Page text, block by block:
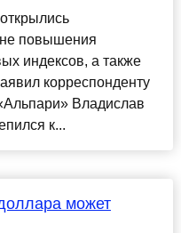
повышения
индексов, а также
корреспонденту
Владислав
к...
может